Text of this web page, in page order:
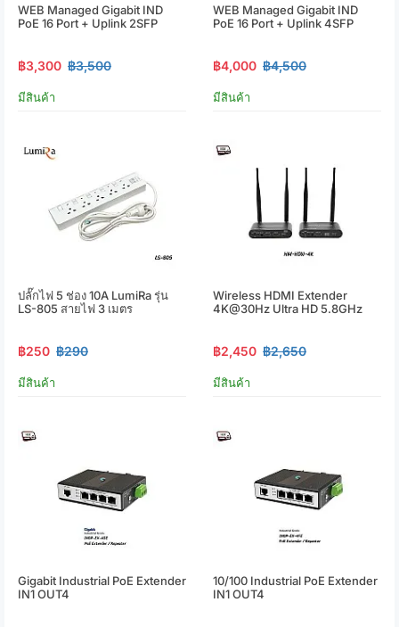
WEB Managed Gigabit IND
PoE 16 Port + Uplink 2SFP
฿3,300 ฿3,500
มีสินค้า
WEB Managed Gigabit IND
PoE 16 Port + Uplink 4SFP
฿4,000 ฿4,500
มีสินค้า
ปลั๊กไฟ 5 ช่อง 10A LumiRa รุ่น
LS-805 สายไฟ 3 เมตร
฿250 ฿290
มีสินค้า
Wireless HDMI Extender
4K@30Hz Ultra HD 5.8GHz
฿2,450 ฿2,650
มีสินค้า
Gigabit Industrial PoE Extender
IN1 OUT4
10/100 Industrial PoE Extender
IN1 OUT4